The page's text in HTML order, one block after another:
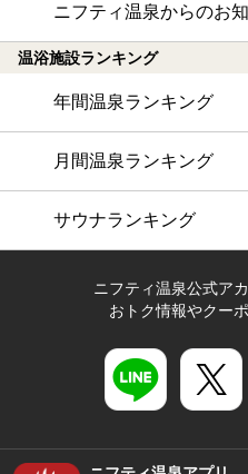
ニフティ温泉からのお
温浴施設ランキング
年間温泉ランキング
月間温泉ランキング
サウナランキング
ニフティ温泉公式ア
おトク情報やクー